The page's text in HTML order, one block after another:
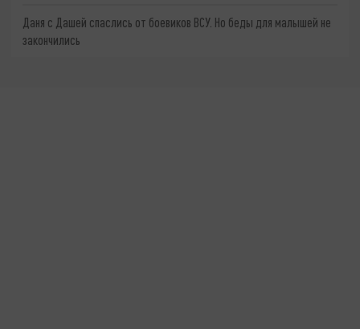
Даня с Дашей спаслись от боевиков ВСУ. Но беды для малышей не
закончились